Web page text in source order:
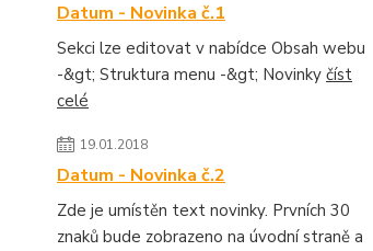
Datum - Novinka č.1
Sekci lze editovat v nabídce Obsah webu
-&gt; Struktura menu -&gt; Novinky číst
celé
19.01.2018
Datum - Novinka č.2
Zde je umístěn text novinky. Prvních 30
znaků bude zobrazeno na úvodní straně a